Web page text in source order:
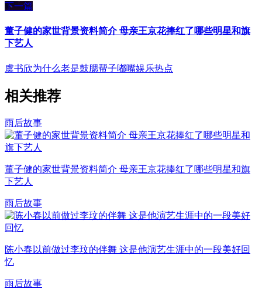
下一篇
董子健的家世背景资料简介 母亲王京花捧红了哪些明星和旗
下艺人
虞书欣为什么老是鼓腮帮子嘟嘴娱乐热点
相关推荐
雨后故事
董子健的家世背景资料简介 母亲王京花捧红了哪些明星和旗
下艺人
雨后故事
陈小春以前做过李玟的伴舞 这是他演艺生涯中的一段美好回
忆
雨后故事